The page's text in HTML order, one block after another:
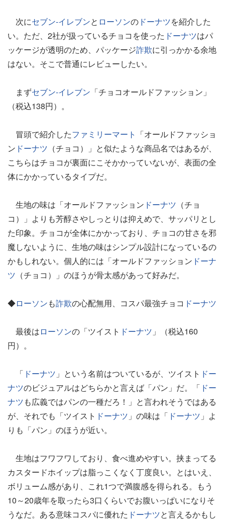
次にセブン-イレブンと ローソンの ドーナツを紹介した
い。ただ、2社が扱っているチョコを使った ドーナツはパ
ッケージが透明のため、パッケージ詐欺に引っかかる余地
はない。そこで普通にレビューしたい。
まずセブン-イレブン 「チョコオールドファッション」
（税込138円）。
冒頭で紹介したファミリーマート 「オールドファッショ
ン ドーナツ （チョコ）」と似たような商品名ではあるが、
こちらはチョコが裏面にこそかかっていないが、表面の全
体にかかっているタイプだ。
生地の味は「オールドファッション ドーナツ （チョ
コ）」よりも芳醇さやしっとりは抑えめで、サッパリとし
た印象。チョコが全体にかかっており、チョコの甘さを邪
魔しないように、生地の味はシンプル設計になっているの
かもしれない。個人的には「オールドファッション ドーナ
ツ （チョコ）」のほうが骨太感があって好みだ。
◆ローソンも詐欺の心配無用、コスパ最強チョコ ドーナツ
最後はローソンの「ツイスト ドーナツ 」（税込160
円）。
「 ドーナツ 」という名前はついているが、ツイスト ドー
ナツのビジュアルはどちらかと言えば「パン」だ。「 ドー
ナツも広義ではパンの一種だろ！」と言われそうではある
が、それでも「ツイスト ドーナツ 」の味は「 ドーナツ 」よ
りも「パン」のほうが近い。
生地はフワフワしており、食べ進めやすい。挟まってる
カスタードホイップは脂っこくなく丁度良い。とはいえ、
ボリューム感があり、これ1つで満腹感を得られる。もう
10～20歳年を取ったら3口くらいでお腹いっぱいになりそ
うなだ。ある意味コスパに優れた ドーナツと言えるかもし